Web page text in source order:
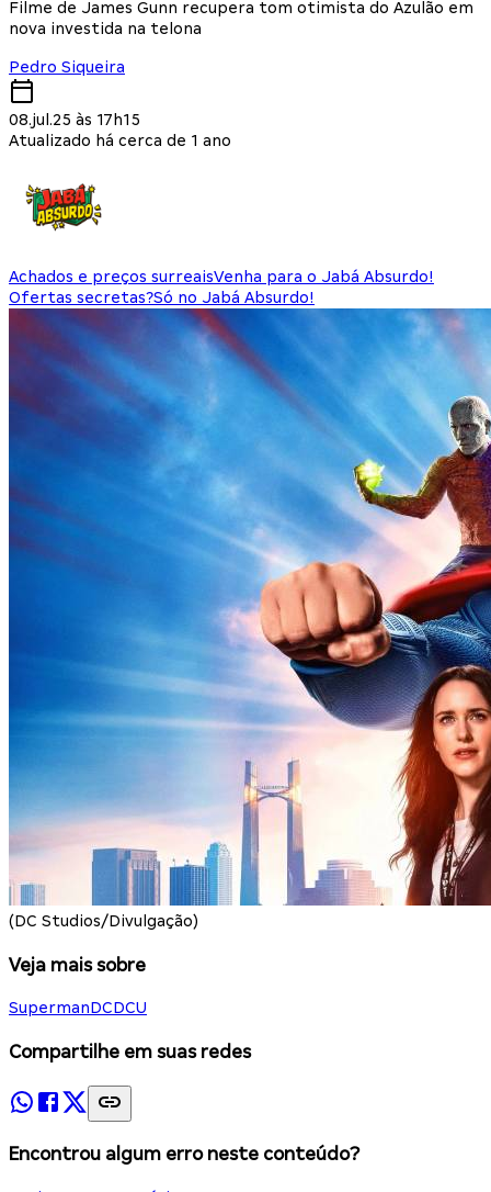
Filme de James Gunn recupera tom otimista do Azulão em
nova investida na telona
Pedro Siqueira
08.jul.25 às 17h15
Atualizado há cerca de 1 ano
Achados e preços surreaisVenha para o Jabá Absurdo!
Ofertas secretas?Só no Jabá Absurdo!
(DC Studios/Divulgação)
Veja mais sobre
SupermanDCDCU
Compartilhe em suas redes
Encontrou algum erro neste conteúdo?